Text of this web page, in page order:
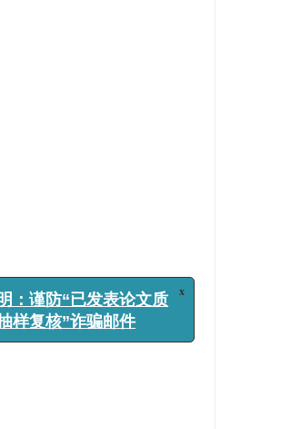
声明：谨防“已发表论文质
量抽样复核”诈骗邮件